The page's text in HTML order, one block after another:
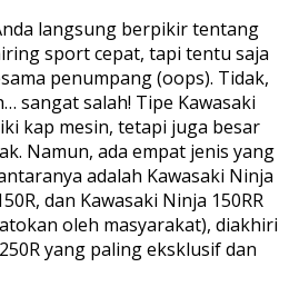
langsung berpikir tentang
sport cepat, tapi tentu saja
penumpang (oops). Tidak,
sangat salah! Tipe Kawasaki
kap mesin, tetapi juga besar
Namun, ada empat jenis yang
adalah Kawasaki Ninja
dan Kawasaki Ninja 150RR
oleh masyarakat), diakhiri
yang paling eksklusif dan